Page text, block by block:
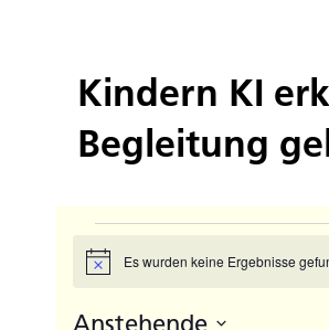
Kindern KI
Begleitung
HinweisEs wurden keine Ergebnisse
Anstehende